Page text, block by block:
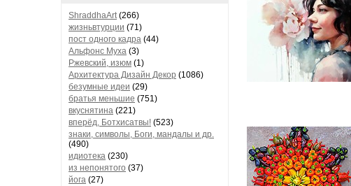
ShraddhaArt(266)
жизньвтурции (71)
пост одного кадра (44)
Альфонс Муха (3)
Ржевский, изюм (1)
Архитектура Дизайн Декор (1086)
безумные идеи (29)
братья меньшие (751)
вкуснятина (221)
вперёд, Ботхисатвы! (523)
знаки, символы, Боги, мандалы и др.
(490)
идиотека (230)
из непонятого (37)
йога (27)